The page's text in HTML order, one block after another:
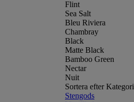
Flint
Sea Salt
Bleu Riviera
Chambray
Black
Matte Black
Bamboo Green
Nectar
Nuit
Sortera efter Kategori
Stengods